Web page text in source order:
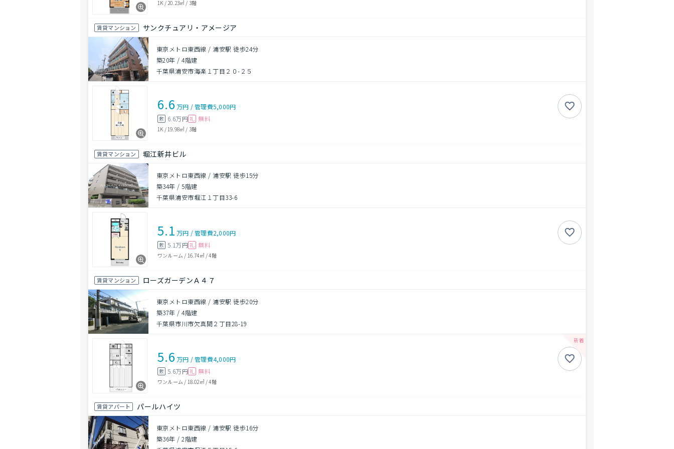
1K / 20.23㎡ / 3階
賃貸マンション サンクチュアリ・アメージア
東京メトロ東西線 / 浦安駅 徒歩24分
築20年 /4階建
千葉県浦安市海楽１丁目２０-２５
6.6 万円 /管理費5,000円
敷 6.6万円 礼 無料
1K / 19.98㎡ / 3階
賃貸マンション 堀江新井ビル
東京メトロ東西線 / 浦安駅 徒歩15分
築34年 /5階建
千葉県浦安市堀江１丁目33-6
5.1 万円 /管理費2,000円
敷 5.1万円 礼 無料
ワンルーム / 16.74㎡/4階
賃貸マンション ローズガーデンＡ４７
東京メトロ東西線 / 浦安駅 徒歩20分
築37年 /4階建
千葉県市川市欠真間２丁目28-19
5.6 万円 /管理費4,000円
敷 5.6万円 礼 無料
ワンルーム / 18.02㎡/4階
賃貸アパート パールハイツ
東京メトロ東西線 / 浦安駅 徒歩16分
築36年 /2階建